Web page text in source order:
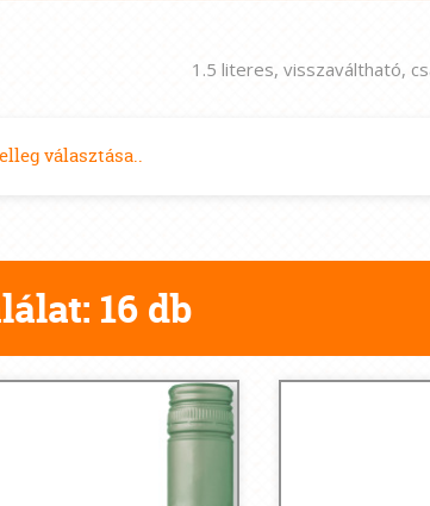
1.5 literes, visszaváltható,
választása..
16 db